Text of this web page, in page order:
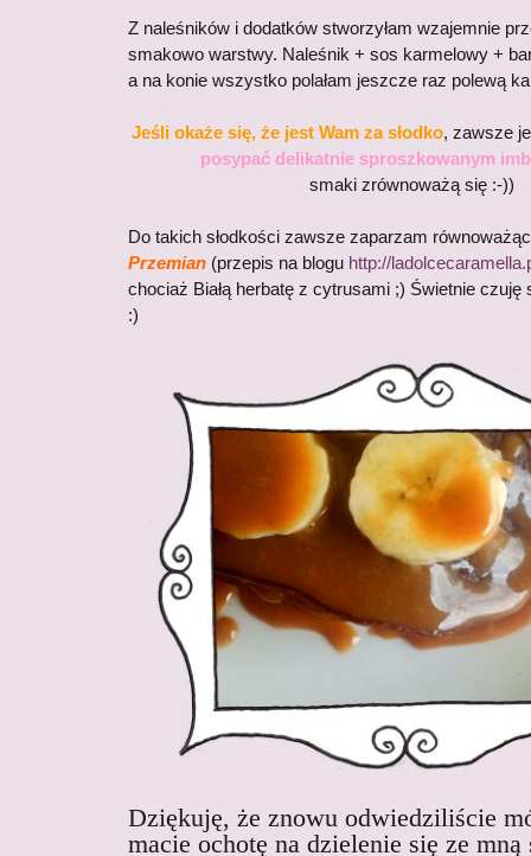
Z naleśników i dodatków stworzyłam wzajemnie
smakowo warstwy. Naleśnik + sos karmelowy +
a na konie wszystko polałam jeszcze raz polewą
Jeśli okaże się, że jest Wam za słodko, zawsze
posypać delikatnie sproszkowanym
smaki zrównoważą się :-))
Do takich słodkości zawsze zaparzam
Przemian (przepis na blogu http://
chociaż Białą herbatę z cytrusami ;) Świetnie czuję
:)
Dziękuję, że znowu odwiedziliście
macie ochotę na dzielenie się ze